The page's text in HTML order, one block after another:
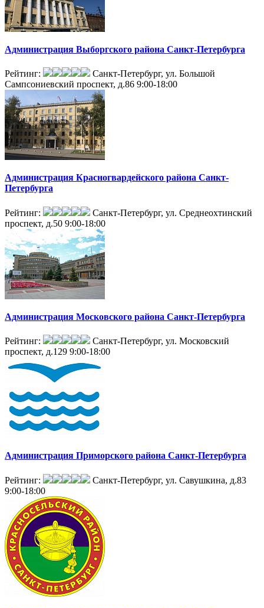
Администрация Выборгского района Санкт-Петербурга
Рейтинг:
Санкт-Петербург, ул. Большой
Сампсониевский проспект, д.86 9:00-18:00
Администрация Красногвардейского района Санкт-
Петербурга
Рейтинг:
Санкт-Петербург, ул. Среднеохтинский
проспект, д.50 9:00-18:00
Администрация Московского района Санкт-Петербурга
Рейтинг:
Санкт-Петербург, ул. Московский
проспект, д.129 9:00-18:00
Администрация Приморского района Санкт-Петербурга
Рейтинг:
Санкт-Петербург, ул. Савушкина, д.83
9:00-18:00